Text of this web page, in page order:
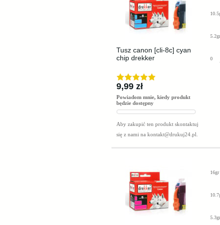
Tusz canon [cli-8c] cyan
chip drekker
9,99 zł
Powiadom mnie, kiedy produkt
będzie dostępny
Aby zakupić ten produkt skontaktuj
się z nami na kontakt@drukuj24.pl
5.2gr
0
16gr
5.3gr